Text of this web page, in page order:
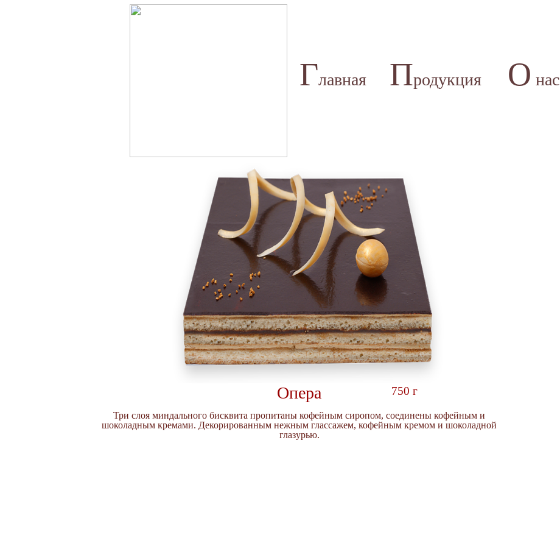
Главная Продукция О нас
Опера 750 г
Три слоя миндального бисквита пропитаны кофейным сиропом, соединены кофейным и
шоколадным кремами. Декорированным нежным глассажем, кофейным кремом и шоколадной
глазурью.